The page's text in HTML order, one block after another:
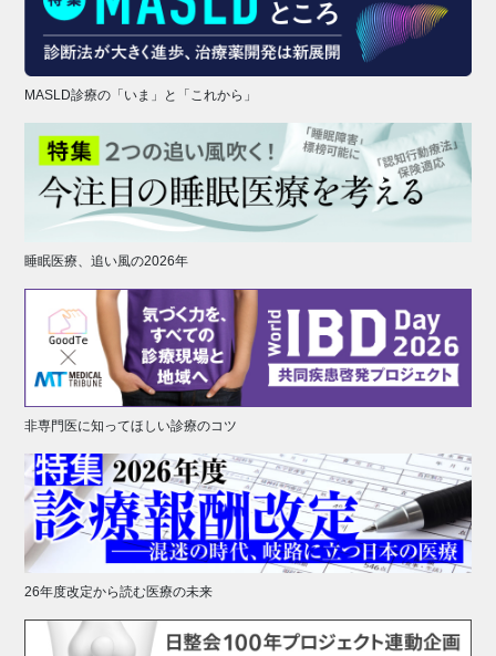
MASLD診療の「いま」と「これから」
睡眠医療、追い風の2026年
非専門医に知ってほしい診療のコツ
26年度改定から読む医療の未来